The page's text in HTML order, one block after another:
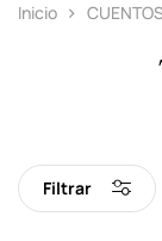
Inicio
Filtrar